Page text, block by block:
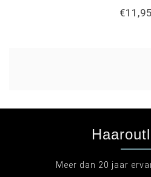
€11,95
Meer dan 20 jaar